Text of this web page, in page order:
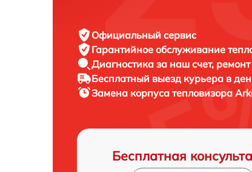
Официальный сервис
Гарантийное обслуживание
Диагностика за наш счет,
Бесплатный выезд курьера в
Замена корпуса тепловизора
Бесплатная